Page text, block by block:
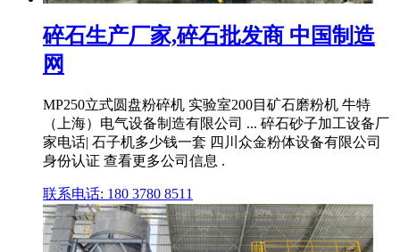
碎石生产厂家,碎石批发商 中国制造
网
MP250立式圆盘粉碎机 实验室200目矿石磨粉机 牛特
（上海）电气设备制造有限公司 ... 碎石砂子加工设备厂
家电话| 石子机多少钱一套 四川众金粉体设备有限公司
身份认证 查看更多公司信息 .
联系电话: 180 3780 8511